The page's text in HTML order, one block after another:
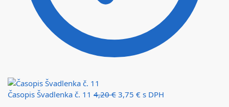
Časopis Švadlenka č. 11 4,20€ 3,75 € s DPH